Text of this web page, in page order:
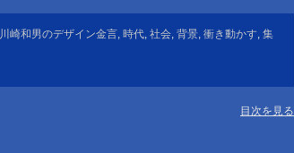
川崎和男のデザイン金言 時代 社会 背景 衝き動かす 集
目次を見る